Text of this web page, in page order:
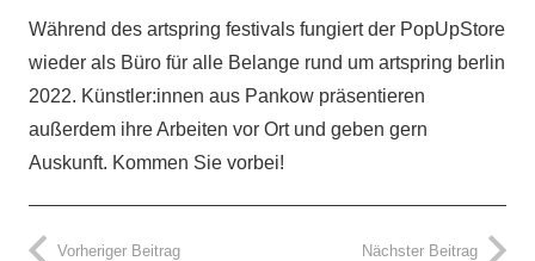
Während des artspring festivals fungiert der Pop­UpStore
wieder als Büro für alle Belange rund um artspring berlin
2022. Künstler:innen aus Pankow präsentieren
außerdem ihre Arbeiten vor Ort und geben gern
Auskunft. Kommen Sie vorbei!
Vorheriger Beitrag Nächster Beitrag